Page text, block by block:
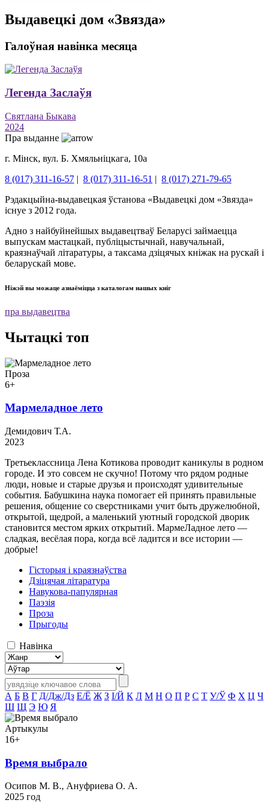
Выдавецкі дом «Звязда»
Галоўная навінка месяца
Легенда Заслаўя
Святлана Быкава
2024
Пра выданне
г. Мінск, вул. Б. Хмяльніцкага, 10а
8 (017) 311-16-57 | 8 (017) 311-16-51 | 8 (017) 271-79-65
Рэдакцыйна-выдавецкая ўстанова «Выдавецкі дом «Звязда»
існуе з 2012 года.
Адно з найбуйнейшых выдавецтваў Беларусі займаецца
выпускам мастацкай, публіцыстычнай, навучальнай,
краязнаўчай літаратуры, а таксама дзіцячых кніжак на рускай і
беларускай мове.
Ніжэй вы можаце азнаёміцца ​​з каталогам нашых кніг
пра выдавецтва
Чытацкі топ
Проза
6+
Мармеладное лето
Демидович Т.А.
2023
Третьеклассница Лена Котикова проводит каникулы в родном
городе. И это совсем не скучно! Потому что рядом родные
люди, новые и старые друзья и происходят удивительные
события. Бабушкина наука помогает ей принять правильные
решения, общение со сверстниками учит быть дружелюбной,
открытой, щедрой, а маленький уютный городской дворик
становится местом ярких открытий. МармеЛадное лето —
сладкая, весёлая пора, когда всё ладится и все истории —
добрые!
Гісторыя і краязнаўства
Дзіцячая літаратура
Навукова-папулярная
Паэзія
Проза
Прыгоды
Навінка
А Б В Г Д/Дж/Дз Е/Ё Ж З І/Й К Л М Н О П Р С Т У/Ў Ф Х Ц Ч
Ш Щ Э Ю Я
Артыкулы
16+
Время выбрало
Осипов М. В., Ануфриева О. А.
2025 год